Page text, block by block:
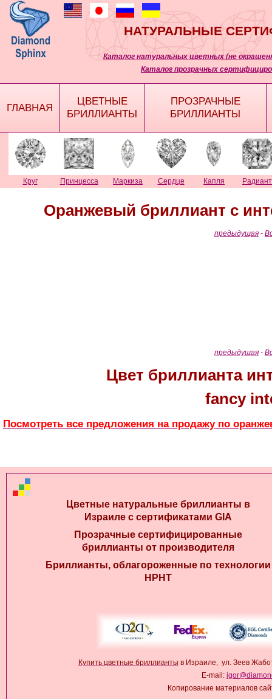
НАТУРАЛЬНЫЕ
Каталог натуральных цветных (не
Каталог прозрачных
ГЛАВНАЯ
ЦВЕТНЫЕ
БРИЛЛИАНТЫ
ПРОЗРАЧНЫЕ
БРИЛЛИАНТЫ
Круг Принцесса Маркиза Сердце Капля Радиант
Оранжевый бриллиант с
предыдущая -
предыдущая -
Цвет бриллианта
fancy
Посмотреть все предложения на продажу по
Цветные натуральные бриллианты в
Израиле с сертификатами GIA
Прозрачные сертифицированные
бриллианты от производителя
Бриллианты, облагороженные по технологии
HPHT
Купить цветные бриллианты в Израиле, ул. Зеев
E-mail:
Копирование материалов